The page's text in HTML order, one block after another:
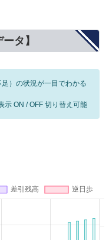
タ】
足）の状況が一目でわかる
示 ON / OFF 切り替え可能